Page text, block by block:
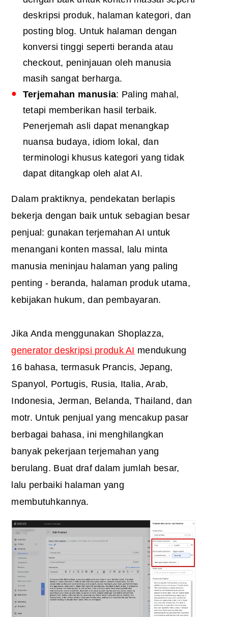
deskripsi produk, halaman kategori, dan
posting blog. Untuk halaman dengan
konversi tinggi seperti beranda atau
checkout, peninjauan oleh manusia
masih sangat berharga.
Terjemahan manusia: Paling mahal,
tetapi memberikan hasil terbaik.
Penerjemah asli dapat menangkap
nuansa budaya, idiom lokal, dan
terminologi khusus kategori yang tidak
dapat ditangkap oleh alat AI.
Dalam praktiknya, pendekatan berlapis
bekerja dengan baik untuk sebagian besar
penjual: gunakan terjemahan AI untuk
menangani konten massal, lalu minta
manusia meninjau halaman yang paling
penting - beranda, halaman produk utama,
kebijakan hukum, dan pembayaran.
Jika Anda menggunakan Shoplazza,
generator deskripsi produk AI mendukung
16 bahasa, termasuk Prancis, Jepang,
Spanyol, Portugis, Rusia, Italia, Arab,
Indonesia, Jerman, Belanda, Thailand, dan
motr. Untuk penjual yang mencakup pasar
berbagai bahasa, ini menghilangkan
banyak pekerjaan terjemahan yang
berulang. Buat draf dalam jumlah besar,
lalu perbaiki halaman yang
membutuhkannya.